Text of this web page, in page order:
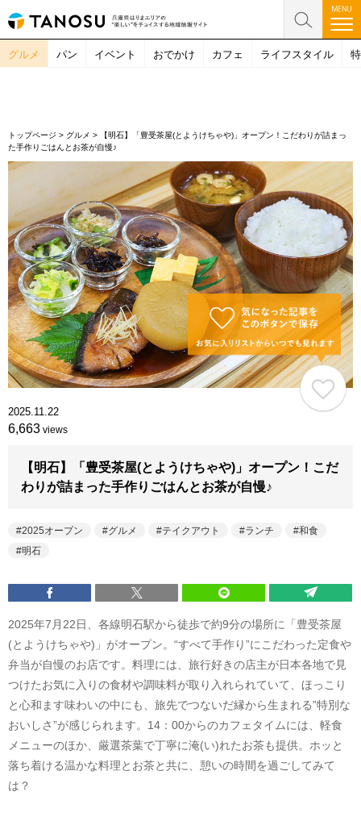
グルメ パン イベント おでかけ カフェ ライフスタイル
トップページ > グルメ >
【明石】「豊受茶屋(とようけちゃや)」オープン！こだわりが詰まっ
た手作りごはんとお茶が自慢♪
2025.11.22
6,663 views
【明石】「豊受茶屋(とようけちゃや)」オープン！こだ
わりが詰まった手作りごはんとお茶が自慢♪
2025オープン グルメ テイクアウト ランチ
和食
明石
2025年7月22日、各線明石駅から徒歩で約9分の場所に「豊受茶屋
(とようけちゃや)」がオープン。“すべて手作り”にこだわった定食や
弁当が自慢のお店です。料理には、旅行好きの店主が日本各地で見
つけたお気に入りの食材や調味料が取り入れられていて、ほっこり
と心和ます味わいの中にも、旅先でつないだ縁から生まれる”特別な
おいしさ”が感じられます。14：00からのカフェタイムには、軽食
メニューのほか、厳選茶葉で丁寧に淹(い)れたお茶も提供。ホッと
落ち着ける温かな料理とお茶と共に、憩いの時間を過ごしてみて
は？